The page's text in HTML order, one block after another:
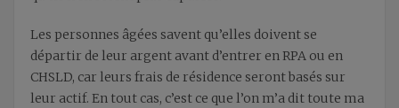
Les personnes âgées savent qu’elles doivent se
départir de leur argent avant d’entrer en RPA ou en
CHSLD, car leurs frais de résidence seront basés sur
leur actif. En tout cas, c’est ce que l’on m’a dit toute ma